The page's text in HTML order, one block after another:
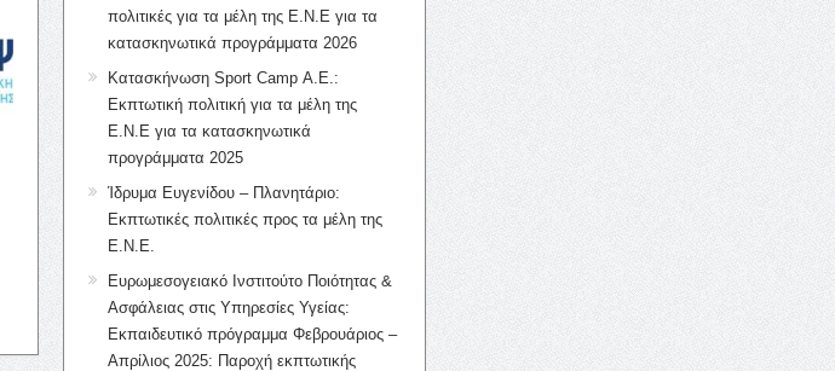
πολιτικές για τα μέλη της Ε.Ν.Ε για τα
κατασκηνωτικά προγράμματα 2026
Κατασκήνωση Sport Camp Α.Ε.:
Εκπτωτική πολιτική για τα μέλη της
Ε.Ν.Ε για τα κατασκηνωτικά
προγράμματα 2025
Ίδρυμα Ευγενίδου – Πλανητάριο:
Εκπτωτικές πολιτικές προς τα μέλη της
Ε.Ν.Ε.
Ευρωμεσογειακό Ινστιτούτο Ποιότητας &
Ασφάλειας στις Υπηρεσίες Υγείας:
Εκπαιδευτικό πρόγραμμα Φεβρουάριος –
Απρίλιος 2025: Παροχή εκπτωτικής